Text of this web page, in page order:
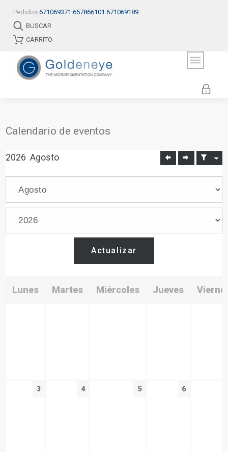
Pedidos 671069371 657866101 671069189
BUSCAR
CARRITO
Calendario de eventos
2026 Agosto
Actualizar
Lunes Martes Miércoles Jueves
3 4 5 6